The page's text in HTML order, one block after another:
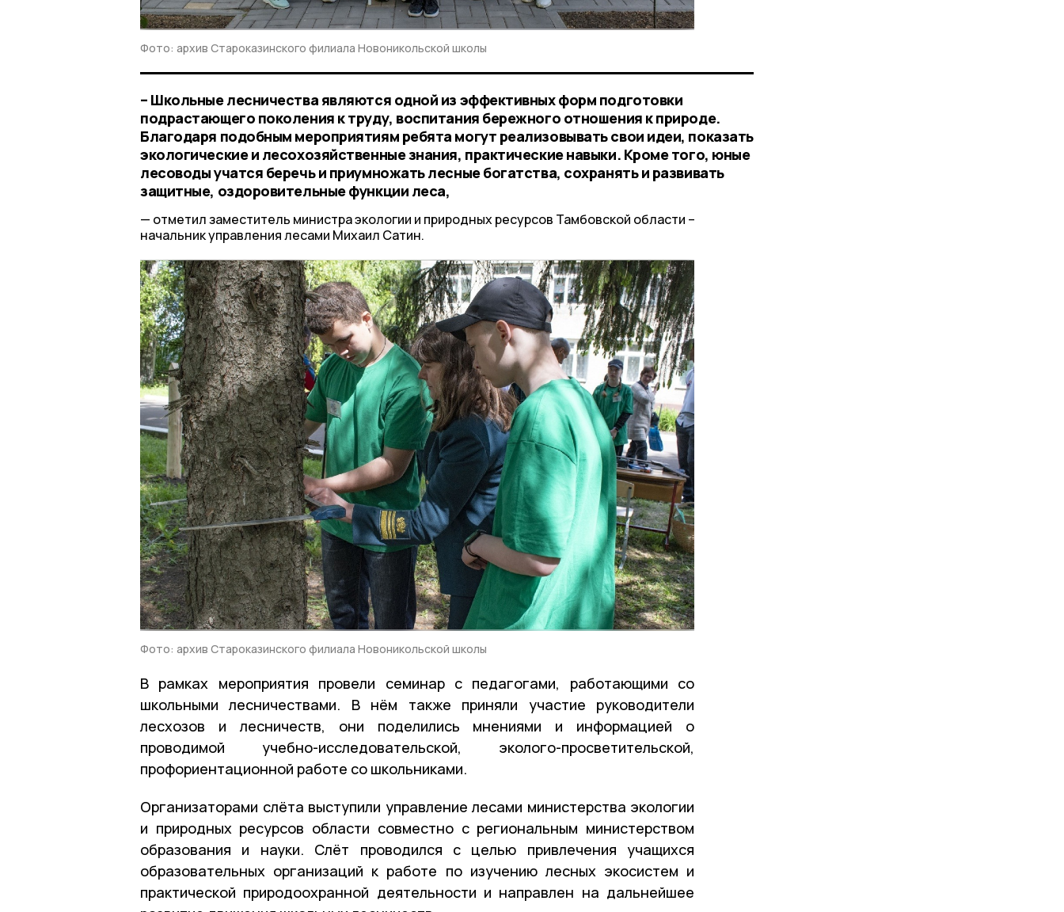
Фото: архив Староказинского филиала Новоникольской школы
– Школьные лесничества являются одной из эффективных форм подготовки
подрастающего поколения к труду, воспитания бережного отношения к природе.
Благодаря подобным мероприятиям ребята могут реализовывать свои идеи, показать
экологические и лесохозяйственные знания, практические навыки. Кроме того, юные
лесоводы учатся беречь и приумножать лесные богатства, сохранять и развивать
защитные, оздоровительные функции леса,
отметил заместитель министра экологии и природных ресурсов Тамбовской области –
начальник управления лесами Михаил Сатин.
Фото: архив Староказинского филиала Новоникольской школы
В рамках мероприятия провели семинар с педагогами, работающими со
школьными лесничествами. В нём также приняли участие руководители
лесхозов и лесничеств, они поделились мнениями и информацией о
проводимой учебно-исследовательской, эколого-просветительской,
профориентационной работе со школьниками.
Организаторами слёта выступили управление лесами министерства экологии
и природных ресурсов области совместно с региональным министерством
образования и науки. Слёт проводился с целью привлечения учащихся
образовательных организаций к работе по изучению лесных экосистем и
практической природоохранной деятельности и направлен на дальнейшее